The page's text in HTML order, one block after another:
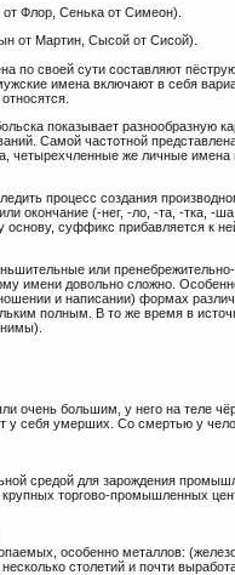
Флор, Сенька от Симеон).
от Мартин, Сысой от Сисой).
по своей сути составляют
имена включают в себя
показывает разнообразную
Самой частотной
четырехчленные же личные имена
процесс создания
окончание (-нег, -ло, -та, -тка, -
основу, суффикс прибавляется к
или
имени довольно сложно.
и написании) формах
полным. В то же время в
очень большим, у него на теле
себя умерших. Со смертью у
средой для зарождения
крупных торгово-промышленных
особенно металлов:
столетий и почти